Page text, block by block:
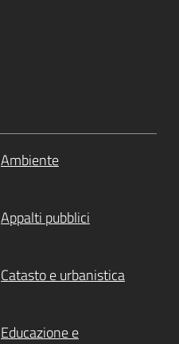
Ambiente
Appalti pubblici
Catasto e urbanistica
Educazione e